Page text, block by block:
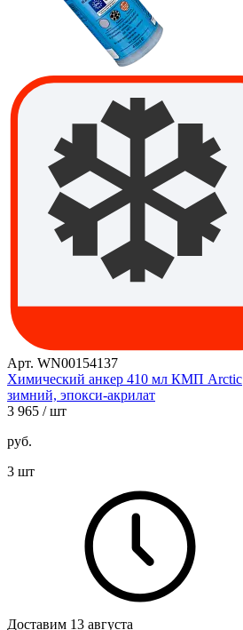
Арт. WN00154137
Химический анкер 410 мл КМП Arctic
зимний, эпокси-акрилат
3 965 / шт
руб.
3 шт
Доставим 13 августа